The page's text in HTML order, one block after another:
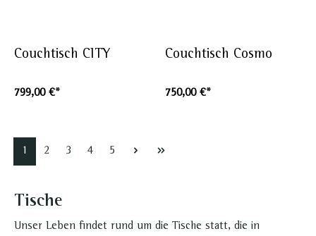
Couchtisch CITY
799,00 €*
Couchtisch Cosmo
750,00 €*
1 2 3 4 5
Tische
Unser Leben findet rund um die Tische statt, die in